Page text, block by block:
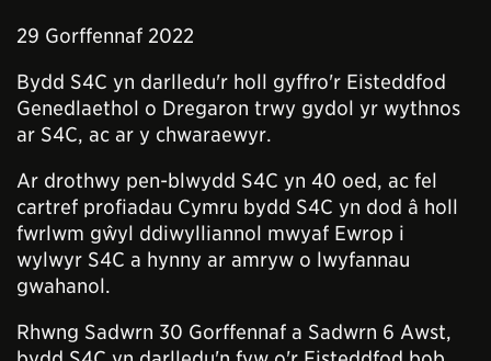
29 Gorffennaf 2022
Bydd S4C yn darlledu'r holl gyffro'r Eisteddfod
Genedlaethol o Dregaron trwy gydol yr wythnos
ar S4C, ac ar y chwaraewyr.
Ar drothwy pen-blwydd S4C yn 40 oed, ac fel
cartref profiadau Cymru bydd S4C yn dod â holl
fwrlwm gŵyl ddiwylliannol mwyaf Ewrop i
wylwyr S4C a hynny ar amryw o lwyfannau
gwahanol.
Rhwng Sadwrn 30 Gorffennaf a Sadwrn 6 Awst,